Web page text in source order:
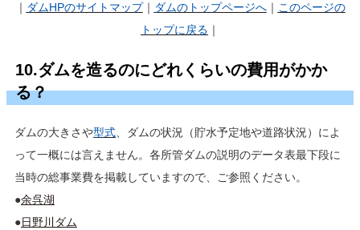
｜ ダムHPのサイトマップ｜ ダムのトップページへ｜ このページの
トップに戻る ｜
10.ダムを造るのにどれくらいの費用がかか
る？
ダムの大きさや型式 、ダムの状況（貯水予定地や道路状況）によ
って一概には言えません。各所管ダムの説明のデータ表最下段に
当時の総事業費を掲載していますので、ご参照ください。
●余呉湖
●日野川ダム